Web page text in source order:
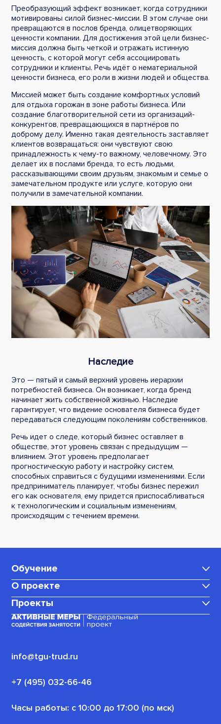
Преобразующий эффект возникает, когда сотрудники
мотивированы силой бизнес-миссии. В этом случае они
превращаются в послов бренда, олицетворяющих
ценности компании. Для достижения этой цели бизнес-
миссия должна быть четкой и отражать истинную
ценность, с которой могут себя ассоциировать
сотрудники и клиенты. Речь идёт о нематериальной
ценности бизнеса, его роли в жизни людей и общества.
Миссией может быть создание комфортных условий
для отдыха горожан в зоне работы бизнеса. Или
создание благотворительной сети из организаций-
конкурентов, превращающихся в партнёров по
доброму делу. Именно такая деятельность заставляет
клиентов возвращаться: они чувствуют свою
принадлежность к чему-то важному, человечному. Это
делает их в послами бренда, то есть людьми,
рассказывающими своим друзьям, знакомым и семье о
замечательном продукте или услуге, которую они
получили в замечательной компании.
Наследие
Это — пятый и самый верхний уровень иерархии
потребностей бизнеса. Он возникает, когда бренд
начинает жить собственной жизнью. Наследие
гарантирует, что видение основателя бизнеса будет
передаваться следующим поколениям собственников.
Речь идет о следе, который бизнес оставляет в
обществе, этот уровень связан с предыдущим —
влиянием. Этот уровень предполагает
прогностическую работу и настройку систем,
способных справиться с будущими изменениями. Если
предприниматель планирует, чтобы бизнес пережил
его как основателя, ему придется приспосабливаться
к технологическим и социальным изменениям,
происходящим с течением времени.
info@tgu-trud.ru
+7 (495) 032-66-46
Часы работы: с 10:00 до 17:00 (по мск)
Обучение
Каталог программ
Для мам в декрете
Для военнослужащих
Офлайн-программы
О проекте
Центр карьеры
Корпоративное обучение
Политика конфиденциальности
Проекты
Медиаблог